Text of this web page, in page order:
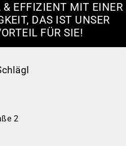
& EFFIZIENT MIT EINER
DAS IST UNSER
FÜR SIE!
2